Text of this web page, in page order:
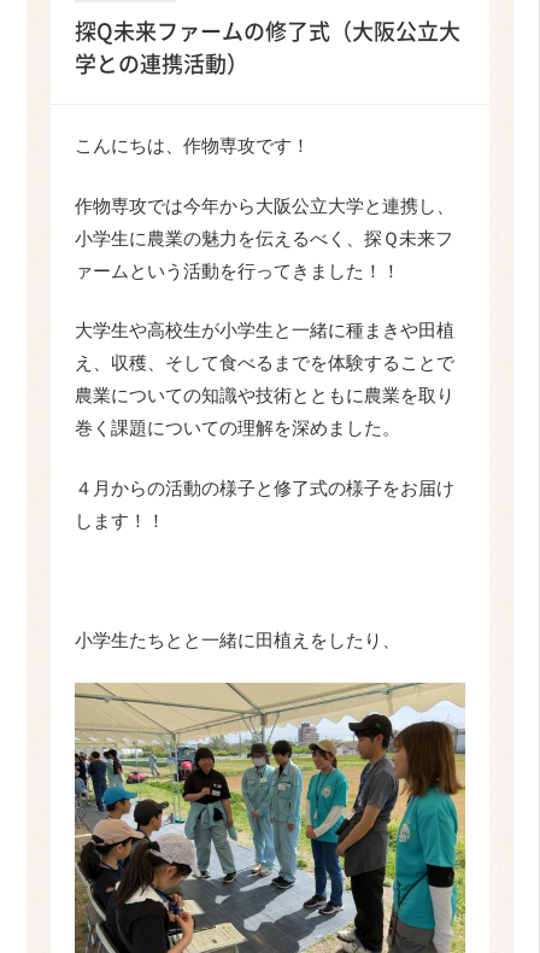
探Q未来ファームの修了式（大阪公立大
学との連携活動）
こんにちは、作物専攻です！
作物専攻では今年から大阪公立大学と連携し、
小学生に農業の魅力を伝えるべく、探Ｑ未来フ
ァームという活動を行ってきました！！
大学生や高校生が小学生と一緒に種まきや田植
え、収穫、そして食べるまでを体験することで
農業についての知識や技術とともに農業を取り
巻く課題についての理解を深めました。
４月からの活動の様子と修了式の様子をお届け
します！！
小学生たちとと一緒に田植えをしたり、